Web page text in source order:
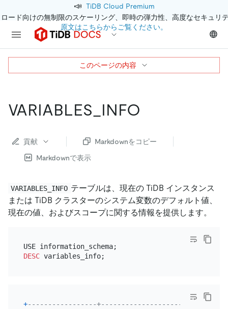
📣 TiDB Cloud Premium
ード向けの無制限のスケーリング、即時の弾力性、高度なセキュリ
原文はこちらからご覧ください。
VARIABLES_INFO
貢献
Markdownをコピー
Markdownで表示
VARIABLES_INFO テーブルは、現在の TiDB インスタンス
または TiDB クラスターのシステム変数のデフォルト値、
現在の値、およびスコープに関する情報を提供します。
DESC
+-----------------+---------------------+------
このページの内容